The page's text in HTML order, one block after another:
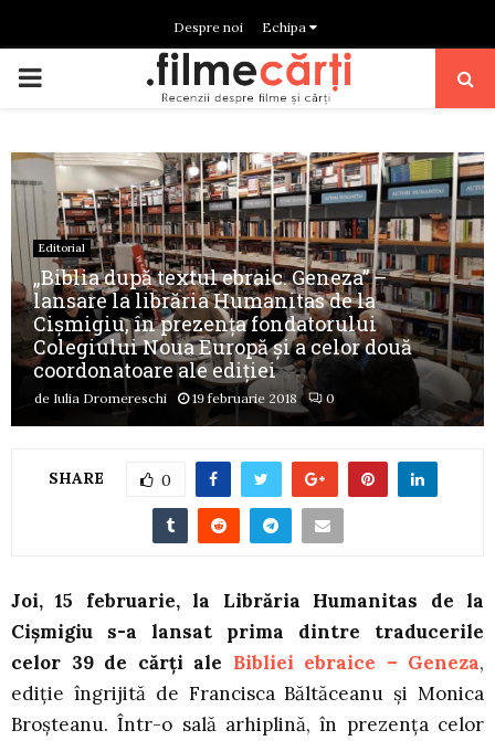
Despre noi Echipa
PRIMARY
Editorial
„Biblia după textul ebraic. Geneza” –
lansare la librăria Humanitas de la
Cișmigiu, în prezența fondatorului
Colegiului Noua Europă și a celor două
coordonatoare ale ediției
de Iulia Dromereschi 19 februarie 2018 0
SHARE 0
Joi, 15 februarie, la Librăria Humanitas de la
Cișmigiu s-a lansat prima dintre traducerile
celor 39 de cărți ale Bibliei ebraice – Geneza,
ediție îngrijită de Francisca Băltăceanu și Monica
Broșteanu. Într-o sală arhiplină, în prezența celor